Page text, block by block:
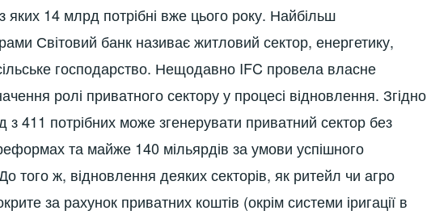
14 млрд потрібні вже цього року. Найбільш
Світовий банк називає житловий сектор, енергетику,
господарство. Нещодавно IFC провела власне
ролі приватного сектору у процесі відновлення. Згідно
411 потрібних може згенерувати приватний сектор без
та майже 140 мільярдів за умови успішного
того ж, відновлення деяких секторів, як ритейл чи агро
за рахунок приватних коштів (окрім системи іригації в